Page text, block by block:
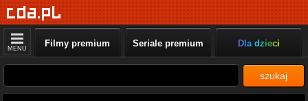
MENU Filmy premium Seriale premium Dla dzieci
szukaj